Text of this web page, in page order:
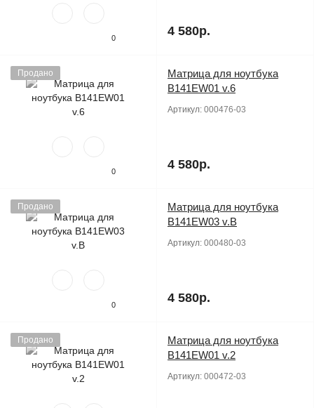
0 4 580р.
Продано
0
Матрица для ноутбука
B141EW01 v.6
Артикул: 000476-03
4 580р.
Продано
0
Матрица для ноутбука
B141EW03 v.B
Артикул: 000480-03
4 580р.
Продано
Матрица для ноутбука
B141EW01 v.2
Артикул: 000472-03